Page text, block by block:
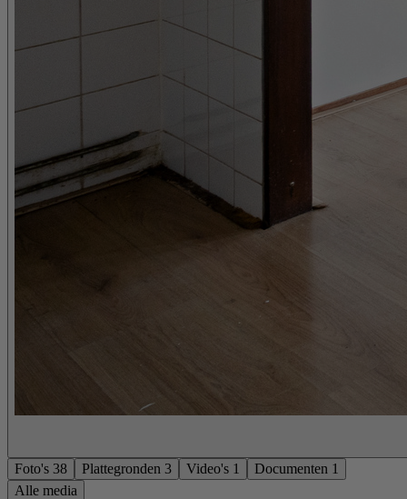
Foto's 38 Plattegronden 3 Video's 1 Documenten 1
Alle media